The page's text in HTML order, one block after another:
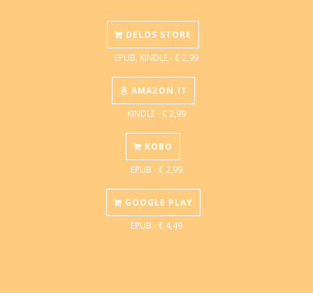
DELOS STORE
EPUB, KINDLE - € 2,99
AMAZON.IT
KINDLE - € 2,99
KOBO
EPUB - € 2,99
GOOGLE PLAY
EPUB - € 4,49